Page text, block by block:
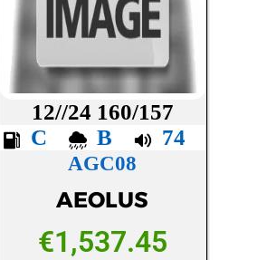
12//24 160/157
C
B 74
AGC08
AEOLUS
€1,537.45